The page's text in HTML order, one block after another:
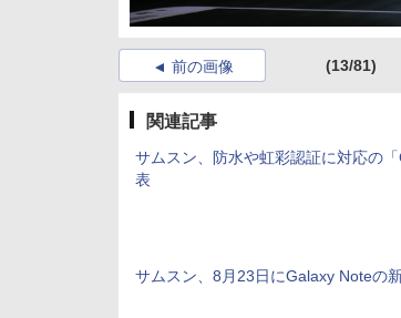
前の画像 (13/81)
関連記事
サムスン、防水や虹彩認証に対応の
表
サムスン、8月23日にGalaxy Noteの